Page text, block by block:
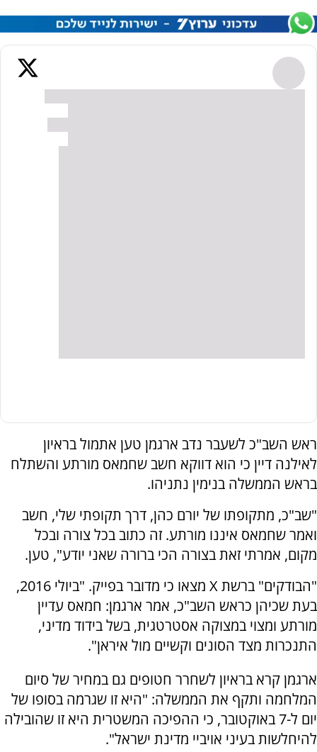
ראש השב"כ לשעבר נדב ארגמן טען אתמול בראיון
לאילנה דיין כי הוא דווקא חשב שחמאס מורתע והשתלח
בראש הממשלה בנימין נתניהו.
"שב"כ, מתקופתו של יורם כהן, דרך תקופתי שלי, חשב
ואמר שחמאס איננו מורתע. זה כתוב בכל צורה ובכל
מקום, אמרתי זאת בצורה הכי ברורה שאני יודע", טען.
"הבודקים" ברשת X מצאו כי מדובר בפייק. "ביולי 2016,
בעת שכיהן כראש השב"כ, אמר ארגמן: חמאס עדיין
מורתע ומצוי במצוקה אסטרטגית, בשל בידוד מדיני,
התנכרות מצד הסונים וקשיים מול איראן".
ארגמן קרא בראיון לשחרר חטופים גם במחיר של סיום
המלחמה ותקף את הממשלה: "היא זו שגרמה בסופו של
יום ל-7 באוקטובר, כי ההפיכה המשטרית היא זו שהובילה
להיחלשות בעיני אויביי מדינת ישראל".